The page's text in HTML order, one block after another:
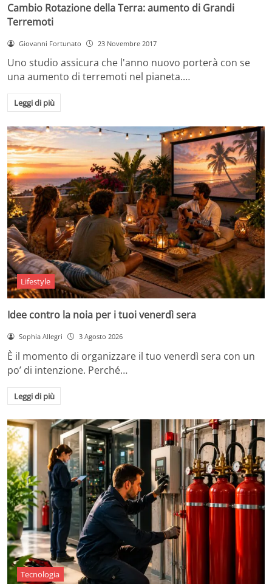
Cambio Rotazione della Terra: aumento di Grandi
Terremoti
Giovanni Fortunato 23 Novembre 2017
Uno studio assicura che l'anno nuovo porterà con se
una aumento di terremoti nel pianeta.…
Leggi di più
Lifestyle
Idee contro la noia per i tuoi venerdì sera
Sophia Allegri 3 Agosto 2026
È il momento di organizzare il tuo venerdì sera con un
po’ di intenzione. Perché…
Leggi di più
Tecnologia